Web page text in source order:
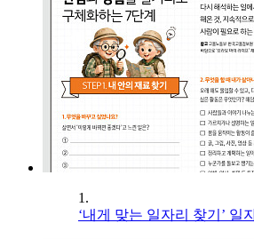
1.
‘내게 맞는 일자리 찾기’ 일